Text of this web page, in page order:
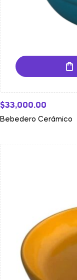
$33,000.00
Bebedero Cerámico